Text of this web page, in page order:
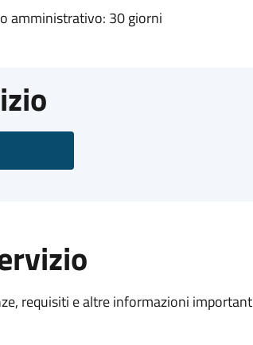
amministrativo: 30 giorni
requisiti e altre informazioni